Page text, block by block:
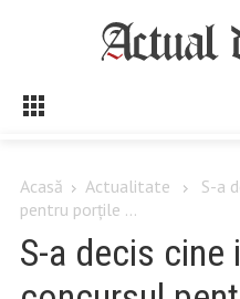
Acasă Actualitate
S-a
pentru porțile ...
S-a decis cine